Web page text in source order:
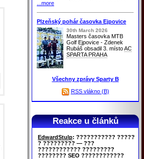
...more
Plzeňský pohár časovka Ejpovice
30th March 2026
Masters časovka MTB
Golf Ejpovice - Zdenek
Rubáš obsadil 3. místoAC
SPARTA PRAHA
Všechny zprávy Sparty B
RSS vlákno (B)
Reakce u článků
EdwardStulp: ??????????? ?????
? ????????? — ???
???????????? ?????????
???????? SEO ????????????